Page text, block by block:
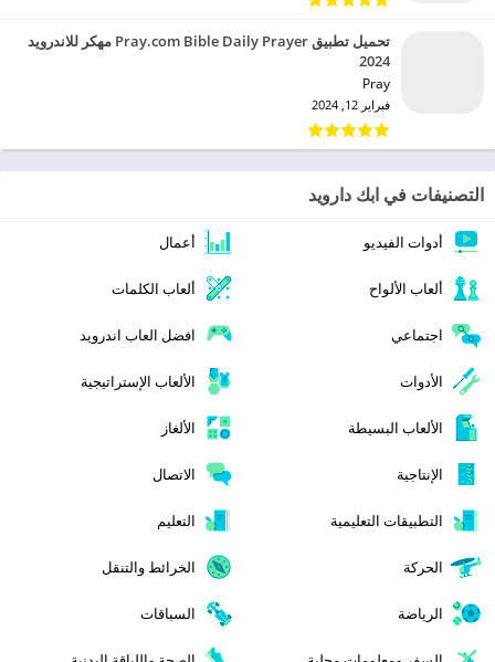
تحميل تطبيق Pray.com Bible Daily Prayer مهكر للاندرويد
2024
Pray‏
فبراير 12, 2024
التصنيفات في ابك دارويد
أدوات الفيديو أعمال
ألعاب الألواح ألعاب الكلمات
اجتماعي افضل العاب اندرويد
الأدوات الألعاب الإستراتيجية
الألعاب البسيطة الألغاز
الإنتاجية الاتصال
التطبيقات التعليمية التعليم
الحركة الخرائط والتنقل
الرياضة السباقات